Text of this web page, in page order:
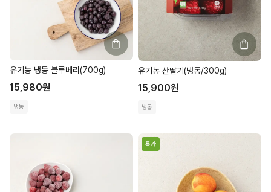
유기농 냉동 블루베리(700g)
15,980원
냉동
유기농 산딸기(냉동/300g)
15,900원
냉동
특가